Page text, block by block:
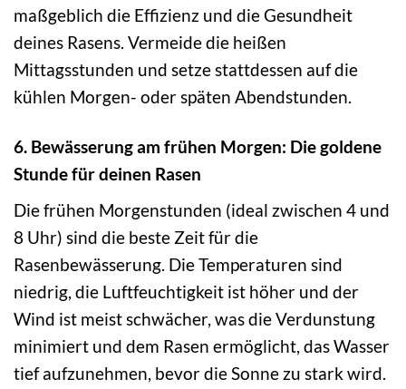
maßgeblich die Effizienz und die Gesundheit
deines Rasens. Vermeide die heißen
Mittagsstunden und setze stattdessen auf die
kühlen Morgen- oder späten Abendstunden.
6. Bewässerung am frühen Morgen: Die goldene
Stunde für deinen Rasen
Die frühen Morgenstunden (ideal zwischen 4 und
8 Uhr) sind die beste Zeit für die
Rasenbewässerung. Die Temperaturen sind
niedrig, die Luftfeuchtigkeit ist höher und der
Wind ist meist schwächer, was die Verdunstung
minimiert und dem Rasen ermöglicht, das Wasser
tief aufzunehmen, bevor die Sonne zu stark wird.